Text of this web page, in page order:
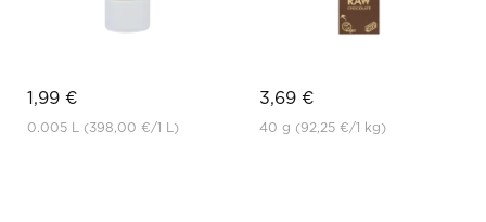
1,99 €
0.005 L (398,00 €/1 L)
3,69 €
40 g (92,25 €/1 kg)